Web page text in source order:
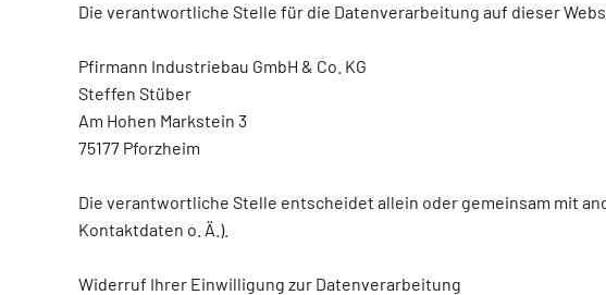
Die verantwortliche Stelle für die Datenverarbeitung auf dieser
Pfirmann Industriebau GmbH & Co. KG
Steffen Stüber
Am Hohen Markstein 3
75177 Pforzheim
Die verantwortliche Stelle entscheidet allein oder gemeinsam mit
Kontaktdaten o. Ä.).
Widerruf Ihrer Einwilligung zur Datenverarbeitung